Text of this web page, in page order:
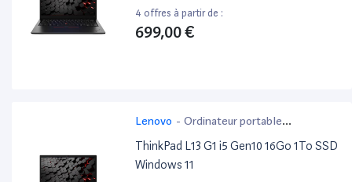
Noir
4 offres à partir de :
699,00 €
Lenovo - Ordinateur portable
bureautique
ThinkPad L13 G1 i5 Gen10 16Go 1To SSD
Windows 11